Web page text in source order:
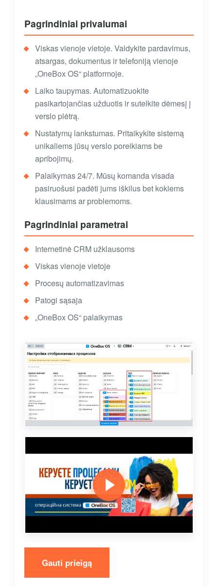
Pagrindiniai privalumai
Viskas vienoje vietoje. Valdykite pardavimus,
atsargas, dokumentus ir telefoniją vienoje
„OneBox OS“ platformoje.
Laiko taupymas. Automatizuokite
pasikartojančias užduotis ir sutelkite dėmesį į
verslo plėtrą.
Nustatymų lankstumas. Pritaikykite sistemą
unikaliems jūsų verslo poreikiams be
apribojimų.
Palaikymas 24/7. Mūsų komanda visada
pasiruošusi padėti jums iškilus bet kokiems
klausimams ar problemoms.
Pagrindiniai parametrai
Internetinė CRM užklausoms
Viskas vienoje vietoje
Procesų automatizavimas
Patogi sąsaja
„OneBox OS“ palaikymas
Gauti prieigą